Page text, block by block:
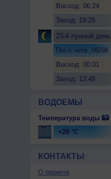
Восход: 06:24
Заход: 19:26
23-й лунный день
Посл.четв. 06/08
Восход: 00:01
Заход: 13:48
ВОДОЕМЫ
Температура воды
+28 °C
КОНТАКТЫ
О проекте